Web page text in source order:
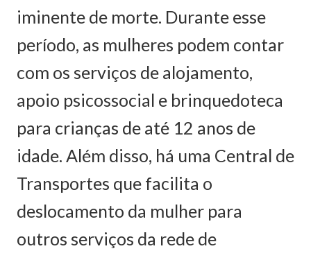
iminente de morte. Durante esse
período, as mulheres podem contar
com os serviços de alojamento,
apoio psicossocial e brinquedoteca
para crianças de até 12 anos de
idade. Além disso, há uma Central de
Transportes que facilita o
deslocamento da mulher para
outros serviços da rede de